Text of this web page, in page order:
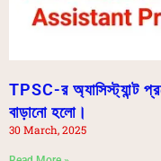
TPSC-র অ্যাসিস্ট্যান্ট
বাড়ানো হলো।
30 March, 2025